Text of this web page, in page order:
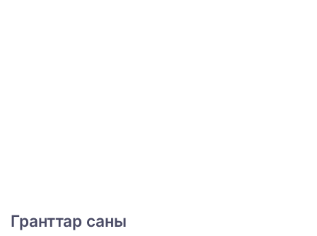
Гранттар саны